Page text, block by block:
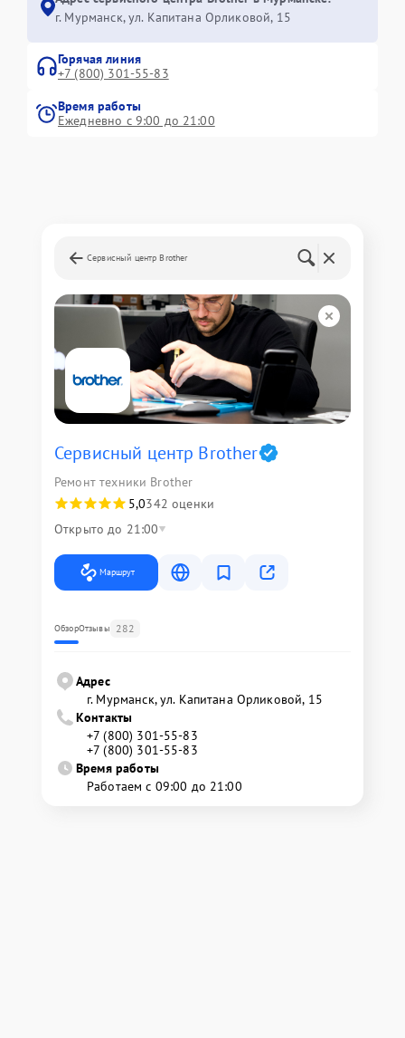
г. Мурманск, ул. Капитана Орликовой, 15
Горячая линия
+7 (800) 301-55-83
Время работы
Ежедневно с 9:00 до 21:00
Сервисный центр Brother
Сервисный центр Brother
Ремонт техники Brother
5,0342 оценки
Открыто до 21:00
Маршрут
ОбзорОтзывы 282
Адрес
г. Мурманск, ул. Капитана Орликовой, 15
Контакты
+7 (800) 301-55-83
+7 (800) 301-55-83
Время работы
Работаем с 09:00 до 21:00